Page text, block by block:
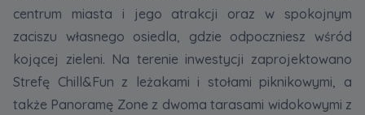
centrum miasta i jego atrakcji oraz w spokojnym
zaciszu własnego osiedla, gdzie odpoczniesz wśród
kojącej zieleni. Na terenie inwestycji zaprojektowano
Strefę Chill&Fun z leżakami i stołami piknikowymi, a
także Panoramę Zone z dwoma tarasami widokowymi z